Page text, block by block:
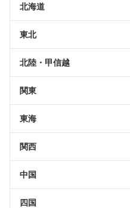
北海道
東北
北陸・甲信越
関東
東海
関西
中国
四国